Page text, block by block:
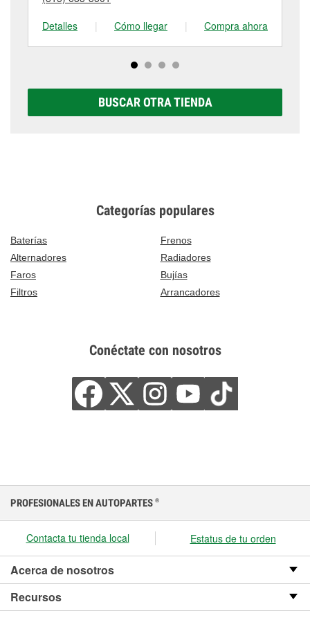
visítanos en 8112 North 2nd Street, Machesney Park,
tienda #1497 para obtener más información.
Detalles
| Cómo llegar | Compra ahora
BUSCAR OTRA TIENDA
Categorías populares
Baterías
Frenos
Alternadores
Radiadores
Faros
Bujías
Filtros
Arrancadores
Conéctate con nosotros
PROFESIONALES EN AUTOPARTES ®
Contacta tu tienda local Estatus de tu orden
Acerca de nosotros
Recursos